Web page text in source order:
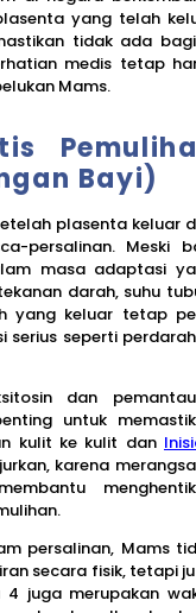
yang telah
tidak ada
medis tetap
Mams.
Bayi)
plasenta keluar
persalinan. Meski
masa adaptasi
darah, suhu
yang keluar tetap
serius seperti
dan
untuk
kulit ke kulit dan
karena
persalinan, Mams
secara fisik, tetapi
juga merupakan